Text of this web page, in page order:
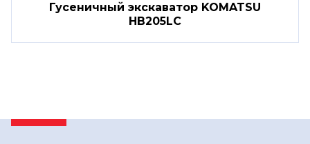
Гусеничный экскаватор KOMATSU
HB205LC